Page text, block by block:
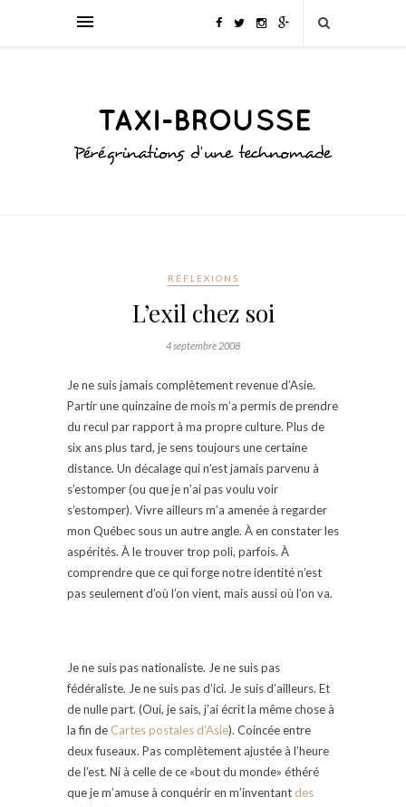
RÉFLEXIONS
L’exil chez soi
4 septembre 2008
Je ne suis jamais complètement revenue d’Asie.
Partir une quinzaine de mois m’a permis de prendre
du recul par rapport à ma propre culture. Plus de
six ans plus tard, je sens toujours une certaine
distance. Un décalage qui n’est jamais parvenu à
s’estomper (ou que je n’ai pas voulu voir
s’estomper). Vivre ailleurs m’a amenée à regarder
mon Québec sous un autre angle. À en constater les
aspérités. À le trouver trop poli, parfois. À
comprendre que ce qui forge notre identité n’est
pas seulement d’où l’on vient, mais aussi où l’on va.
Je ne suis pas nationaliste. Je ne suis pas
fédéraliste. Je ne suis pas d’ici. Je suis d’ailleurs. Et
de nulle part. (Oui, je sais, j’ai écrit la même chose à
la fin de Cartes postales d’Asie). Coincée entre
deux fuseaux. Pas complètement ajustée à l’heure
de l’est. Ni à celle de ce «bout du monde» éthéré
que je m’amuse à conquérir en m’inventant des